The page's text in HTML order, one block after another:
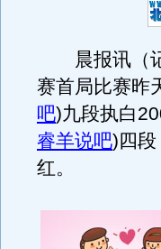
晨报讯（记
赛首局比赛昨
吧)九段执白
睿羊说吧)四
红。